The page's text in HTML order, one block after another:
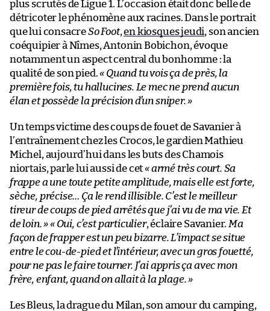
plus scrutés de Ligue 1. L’occasion était donc belle de
détricoter le phénomène aux racines. Dans le portrait
que lui consacreSo Foot,en kiosques jeudi, son ancien
coéquipier à Nîmes, Antonin Bobichon, évoque
notamment un aspect central du bonhomme : la
qualité de son pied.« Quand tu vois ça de près, la
première fois, tu hallucines. Le mec ne prend aucun
élan et possède la précision d’un sniper. »
Un temps victime des coups de fouet de Savanier à
l’entraînement chez les Crocos, le gardien Mathieu
Michel, aujourd’hui dans les buts des Chamois
niortais, parle lui aussi de cet« armé très court. Sa
frappe a une toute petite amplitude, mais elle est forte,
sèche, précise… Ça le rend illisible. C’est le meilleur
tireur de coups de pied arrêtés que j’ai vu de ma vie. Et
de loin. »« Oui, c’est particulier, éclaire Savanier. Ma
façon de frapper est un peu bizarre. L’impact se situe
entre le cou-de-pied et l’intérieur, avec un gros fouetté,
pour ne pas le faire tourner. J’ai appris ça avec mon
frère, enfant, quand on allait à la plage. »
Les Bleus, la drague du Milan, son amour du camping,